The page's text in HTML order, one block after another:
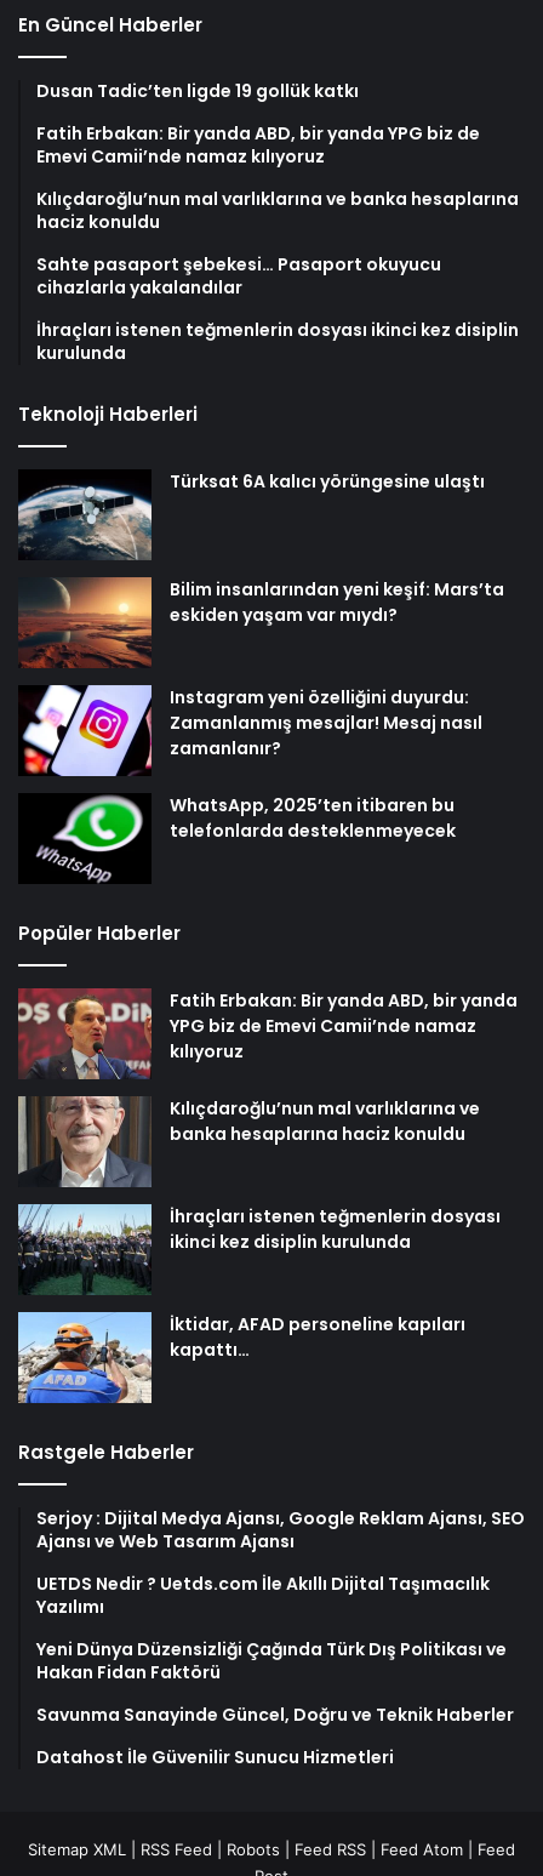
En Güncel Haberler
Dusan Tadic’ten ligde 19 gollük katkı
Fatih Erbakan: Bir yanda ABD, bir yanda YPG biz de
Emevi Camii’nde namaz kılıyoruz
Kılıçdaroğlu’nun mal varlıklarına ve banka hesaplarına
haciz konuldu
Sahte pasaport şebekesi… Pasaport okuyucu
cihazlarla yakalandılar
İhraçları istenen teğmenlerin dosyası ikinci kez disiplin
kurulunda
Teknoloji Haberleri
Türksat 6A kalıcı yörüngesine ulaştı
Bilim insanlarından yeni keşif: Mars’ta
eskiden yaşam var mıydı?
Instagram yeni özelliğini duyurdu:
Zamanlanmış mesajlar! Mesaj nasıl
zamanlanır?
WhatsApp, 2025’ten itibaren bu
telefonlarda desteklenmeyecek
Popüler Haberler
Fatih Erbakan: Bir yanda ABD, bir yanda
YPG biz de Emevi Camii’nde namaz
kılıyoruz
Kılıçdaroğlu’nun mal varlıklarına ve
banka hesaplarına haciz konuldu
İhraçları istenen teğmenlerin dosyası
ikinci kez disiplin kurulunda
İktidar, AFAD personeline kapıları
kapattı…
Rastgele Haberler
Serjoy : Dijital Medya Ajansı, Google Reklam Ajansı, SEO
Ajansı ve Web Tasarım Ajansı
UETDS Nedir ? Uetds.com İle Akıllı Dijital Taşımacılık
Yazılımı
Yeni Dünya Düzensizliği Çağında Türk Dış Politikası ve
Hakan Fidan Faktörü
Savunma Sanayinde Güncel, Doğru ve Teknik Haberler
Datahost İle Güvenilir Sunucu Hizmetleri
Sitemap XML RSS Feed Robots Feed RSS Feed Atom
Feed